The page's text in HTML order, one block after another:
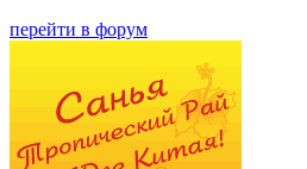
перейти в форум